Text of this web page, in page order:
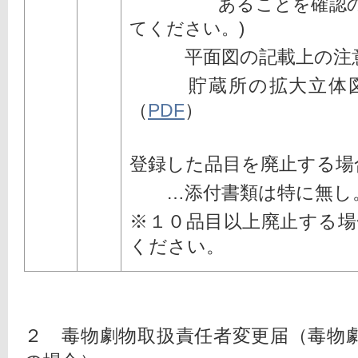
あることを確認の上
てください。)
平面図の記載上の注
貯蔵所の拡大立体図
（ PDF）
登録した品目を廃止する場
…添付書類は特に無
※１０品目以上廃止する
ください。
２　毒物劇物取扱責任者変更届（毒物